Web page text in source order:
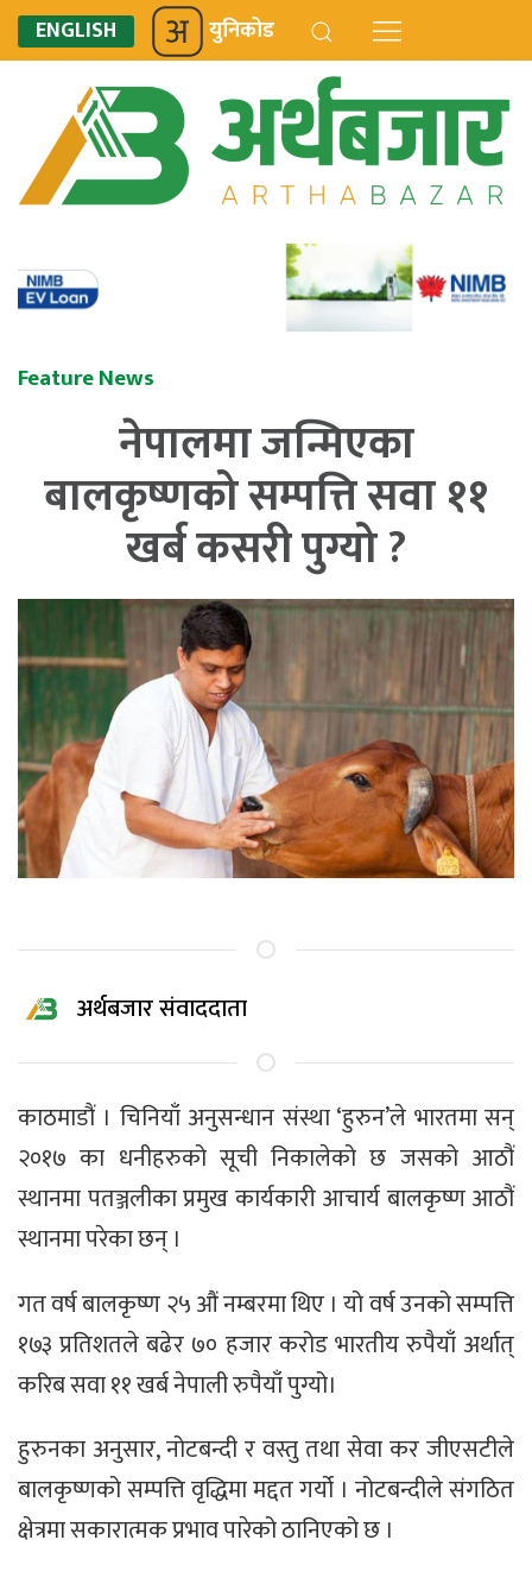
ENGLISH युनिकोड
Feature News
नेपालमा जन्मिएका
बालकृष्णको सम्पत्ति सवा ११
खर्ब कसरी पुग्यो ?
अर्थबजार संवाददाता
काठमाडौं । चिनियाँ अनुसन्धान संस्था ‘हुरुन’ले भारतमा सन्
२०१७ का धनीहरुको सूची निकालेको छ जसको आठौं
स्थानमा पतञ्जलीका प्रमुख कार्यकारी आचार्य बालकृष्ण आठौं
स्थानमा परेका छन् ।
गत वर्ष बालकृष्ण २५ औं नम्बरमा थिए । यो वर्ष उनको सम्पत्ति
१७३ प्रतिशतले बढेर ७० हजार करोड भारतीय रुपैयाँ अर्थात्
करिब सवा ११ खर्ब नेपाली रुपैयाँ पुग्यो।
हुरुनका अनुसार, नोटबन्दी र वस्तु तथा सेवा कर जीएसटीले
बालकृष्णको सम्पत्ति वृद्धिमा मद्दत गर्यो ।‍ नोटबन्दीले संगठित
क्षेत्रमा सकारात्मक प्रभाव पारेको ठानिएको छ ।